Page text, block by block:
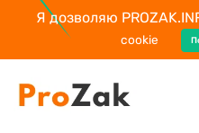
Я дозволяю
cookie